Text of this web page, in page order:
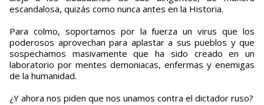
escandalosa, quizás como nunca antes en la Historia.
Para colmo, soportamos por la fuerza un virus que los
poderosos aprovechan para aplastar a sus pueblos y que
sospechamos masivamente que ha sido creado en un
laboratorio por mentes demoniacas, enfermas y enemigas
de la humanidad.
¿Y ahora nos piden que nos unamos contra el dictador ruso?